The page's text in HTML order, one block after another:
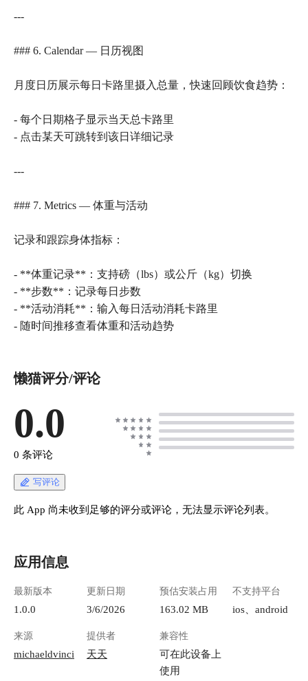
---
### 6. Calendar — 日历视图
月度日历展示每日卡路里摄入总量，快速回顾饮食趋势：
- 每个日期格子显示当天总卡路里
- 点击某天可跳转到该日详细记录
---
### 7. Metrics — 体重与活动
记录和跟踪身体指标：
- **体重记录**：支持磅（lbs）或公斤（kg）切换
- **步数**：记录每日步数
- **活动消耗**：输入每日活动消耗卡路里
- 随时间推移查看体重和活动趋势
懒猫评分/评论
0.0
0 条评论
写评论
此 App 尚未收到足够的评分或评论，无法显示评论列表。
应用信息
最新版本
1.0.0
更新日期
3/6/2026
预估安装占用
163.02 MB
不支持平台
ios、android
来源
michaeldvinci
提供者
天天
兼容性
可在此设备上
使用